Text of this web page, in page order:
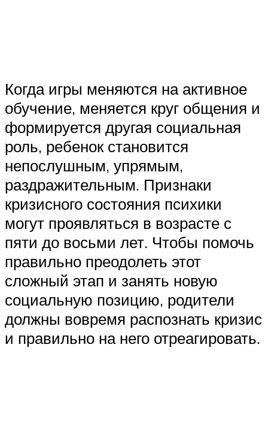
Когда игры меняются на активное
обучение, меняется круг общения и
формируется другая социальная
роль, ребенок становится
непослушным, упрямым,
раздражительным. Признаки
кризисного состояния психики
могут проявляться в возрасте с
пяти до восьми лет. Чтобы помочь
правильно преодолеть этот
сложный этап и занять новую
социальную позицию, родители
должны вовремя распознать кризис
и правильно на него отреагировать.